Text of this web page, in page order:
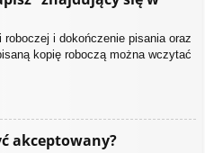
i dokończenie pisania oraz
kopię roboczą można wczytać
akceptowany?